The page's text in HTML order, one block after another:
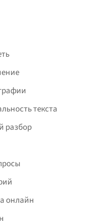
текста
разбор
онлайн